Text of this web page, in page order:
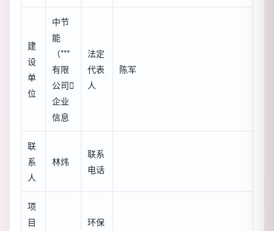
建
设
单
位
中节
能
（***
有限
公司
企业
信息
法定
代表
人
陈军
联
系
人
林炜
联系
电话
项
目
环保